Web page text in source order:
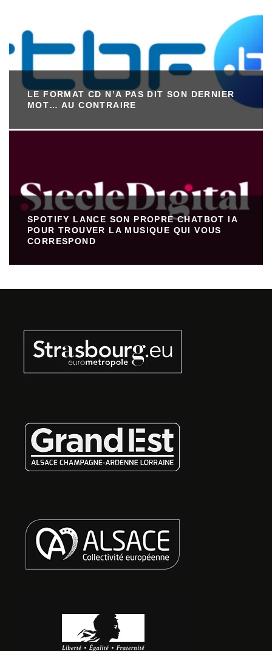
LE FORMAT CD N’A PAS DIT SON DERNIER
MOT… AU CONTRAIRE
SPOTIFY LANCE SON PROPRE CHATBOT IA
POUR TROUVER LA MUSIQUE QUI VOUS
CORRESPOND